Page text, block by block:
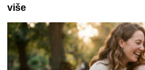
više